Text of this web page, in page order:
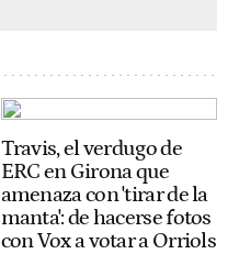
Travis, el verdugo de
ERC en Girona que
amenaza con 'tirar de la
manta': de hacerse fotos
con Vox a votar a Orriols